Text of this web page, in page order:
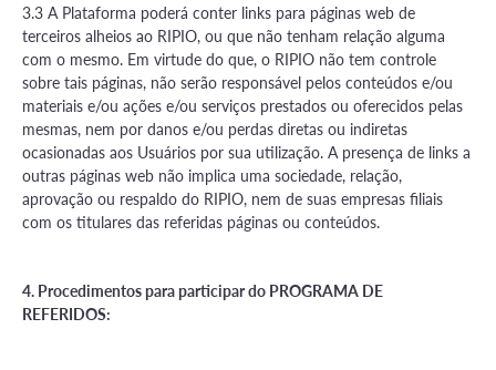
3.3 A Plataforma poderá conter links para páginas web de
terceiros alheios ao RIPIO, ou que não tenham relação alguma
com o mesmo. Em virtude do que, o RIPIO não tem controle
sobre tais páginas, não serão responsável pelos conteúdos e/ou
materiais e/ou ações e/ou serviços prestados ou oferecidos pelas
mesmas, nem por danos e/ou perdas diretas ou indiretas
ocasionadas aos Usuários por sua utilização. A presença de links a
outras páginas web não implica uma sociedade, relação,
aprovação ou respaldo do RIPIO, nem de suas empresas filiais
com os titulares das referidas páginas ou conteúdos.
4. Procedimentos para participar do PROGRAMA DE
REFERIDOS: